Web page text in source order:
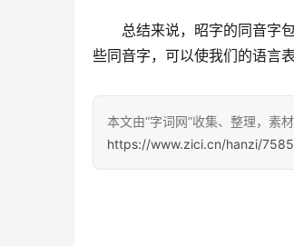
总结来说，昭字的同音字包
些同音字，可以使我们的语言
本文由“字词网”收集、整理，素
https://www.zici.cn/hanzi/